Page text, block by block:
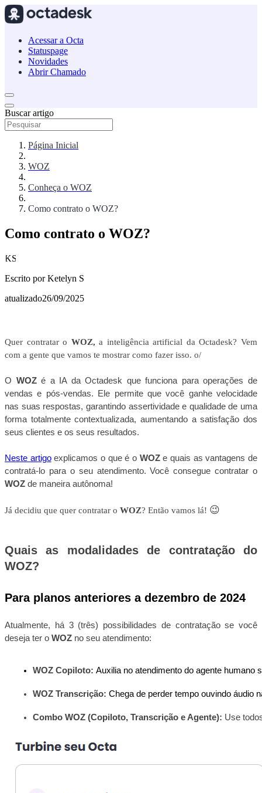
Acessar a Octa
Statuspage
Novidades
Abrir Chamado
Buscar artigo
Página Inicial
WOZ
Conheça o WOZ
Como contrato o WOZ?
Como contrato o WOZ?
KS
Escrito porKetelyn S
atualizado26/09/2025
Quer contratar o WOZ,a inteligência artificial da Octadesk? Vem
com a gente que vamos te mostrar como fazer isso. o/
O WOZé a IA da Octadesk que funciona para operações de
vendas e pós-vendas. Ele permite que você ganhe velocidade
nas suas respostas, garantindo assertividade e qualidade de uma
forma totalmente contextualizada, aumentando a satisfação dos
seus clientes e os seus resultados.
Neste artigoexplicamos o que é o WOZe quais as vantagens de
contratá-lo para o seu atendimento. Você consegue contratar o
WOZ de maneira autônoma!
Já decidiu que quer contratar o WOZ? Então vamos lá! 😉
Quais as modalidades de contratação do
WOZ?
Para planos anteriores a dezembro de 2024
Atualmente, há 3 (três) possibilidades de contratação se você
deseja ter o WOZ no seu atendimento:
WOZ Copiloto: Auxilia no atendimento do agente
WOZ Transcrição: Chega de perder tempo ouvindo áudio
Combo WOZ (Copiloto, Transcrição e Agente): Use